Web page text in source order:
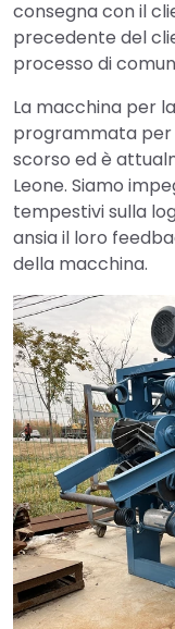
consegna con il
precedente del
processo di
La macchina per
programmata per
scorso ed è
Leone. Siamo
tempestivi sulla
ansia il loro
della macchina.